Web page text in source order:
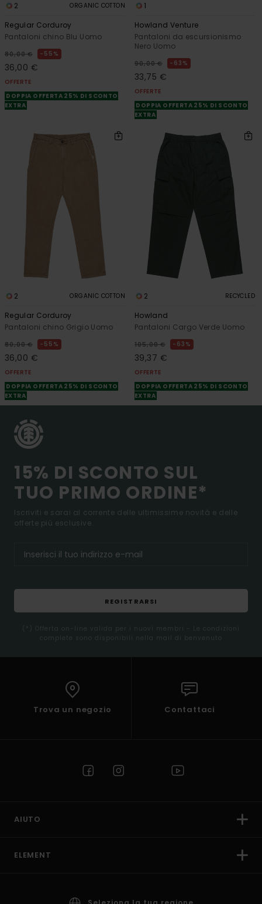
2 ORGANIC COTTON
Regular Corduroy
Pantaloni chino Blu Uomo
80,00 € 55%
36,00 €
OFFERTE
DOPPIA OFFERTA 25% DI SCONTO
EXTRA
1
Howland Venture
Pantaloni da escursionismo
Nero Uomo
90,00 € 63%
33,75 €
OFFERTE
DOPPIA OFFERTA 25% DI SCONTO
EXTRA
2 ORGANIC COTTON
Regular Corduroy
Pantaloni chino Grigio Uomo
80,00 € 55%
36,00 €
OFFERTE
DOPPIA OFFERTA 25% DI SCONTO
EXTRA
2 RECYCLED
Howland
Pantaloni Cargo Verde Uomo
105,00 € 63%
39,37 €
OFFERTE
DOPPIA OFFERTA 25% DI SCONTO
EXTRA
15% DI SCONTO SUL
TUO PRIMO ORDINE*
Iscriviti e sarai al corrente delle ultimissime novità e delle
offerte più esclusive.
REGISTRARSI
(*) Offerta on-line valida per i nuovi membri - Le condizioni
complete sono disponibili nella mail di benvenuto
Trova un negozio Contattaci
AIUTO
ELEMENT